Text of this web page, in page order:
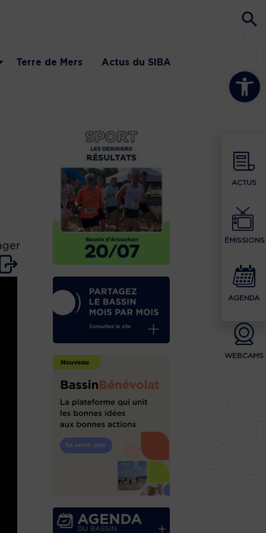
Ouvrir la
ACTUS
ÉMISSIONS
AGENDA
WEBCAMS
Terre de Mers Actus du SIBA